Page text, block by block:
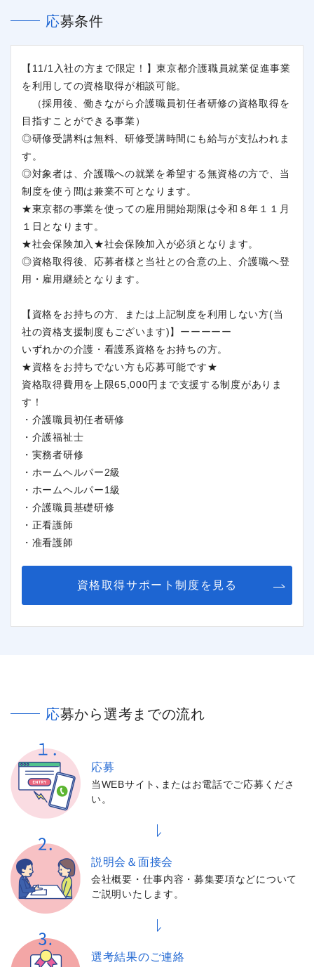
応募条件
【11/1入社の方まで限定！】東京都介護職員就業促進事業
を利用しての資格取得が相談可能。
（採用後、働きながら介護職員初任者研修の資格取得を
目指すことができる事業）
◎研修受講料は無料、研修受講時間にも給与が支払われま
す。
◎対象者は、介護職への就業を希望する無資格の方で、当
制度を使う間は兼業不可となります。
★東京都の事業を使っての雇用開始期限は令和８年１１月
１日となります。
★社会保険加入★社会保険加入が必須となります。
◎資格取得後、応募者様と当社との合意の上、介護職へ登
用・雇用継続となります。
【資格をお持ちの方、または上記制度を利用しない方(当
社の資格支援制度もございます)】ーーーーー
いずれかの介護・看護系資格をお持ちの方。
★資格をお持ちでない方も応募可能です★
資格取得費用を上限65,000円まで支援する制度がありま
す！
・介護職員初任者研修
・介護福祉士
・実務者研修
・ホームヘルパー2級
・ホームヘルパー1級
・介護職員基礎研修
・正看護師
・准看護師
資格取得サポート制度を見る
応募から選考までの流れ
応募
当WEBサイト､またはお電話でご応募くださ
い。
説明会＆面接会
会社概要・仕事内容・募集要項などについて
ご説明いたします。
選考結果のご連絡